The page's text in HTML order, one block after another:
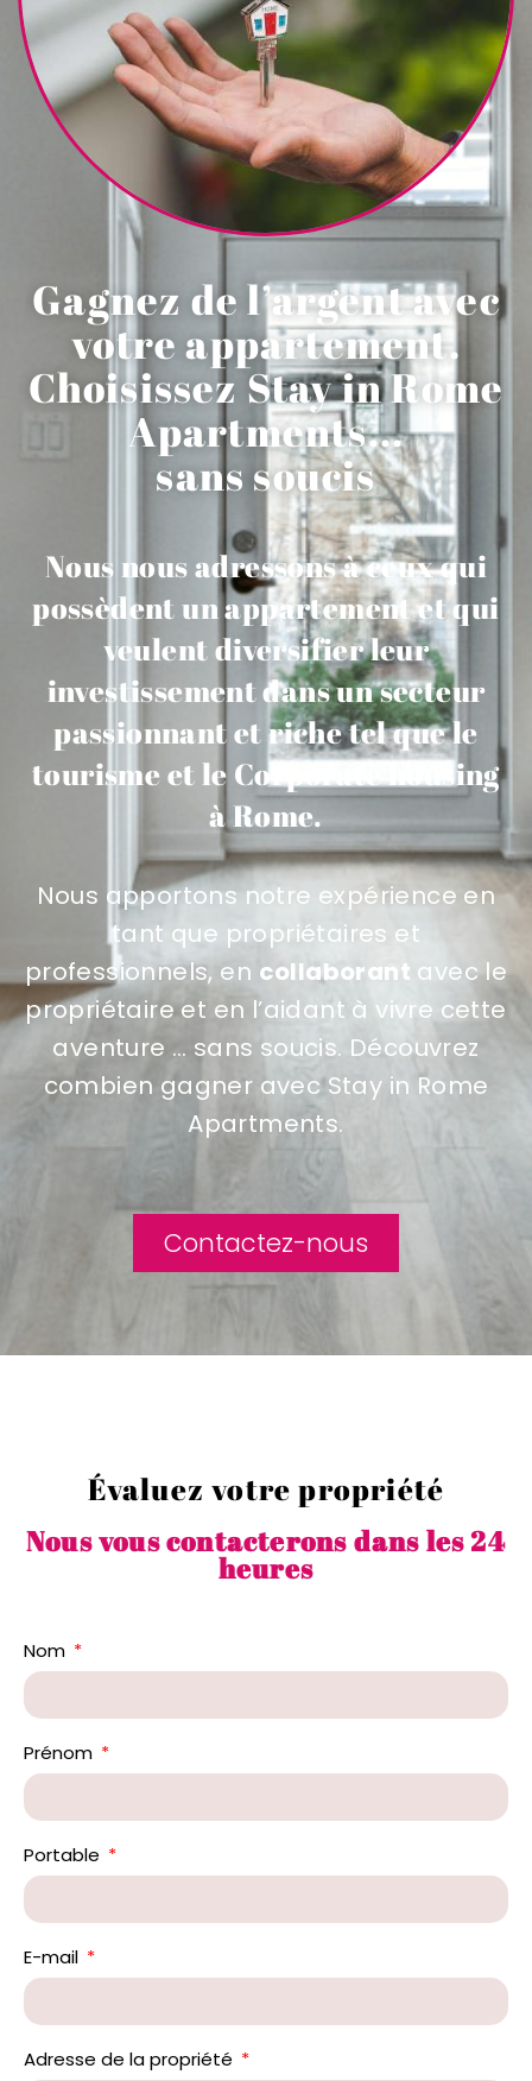
Gagnez de l’argent avec
votre appartement.
Choisissez Stay in Rome
Apartments...
sans soucis
Nous nous adressons à ceux qui
possèdent un appartement et qui
veulent diversifier leur
investissement dans un secteur
passionnant et riche tel que le
tourisme et le Corporate housing
à Rome.
Nous apportons notre expérience en
tant que propriétaires et
professionnels, en collaborant avec le
propriétaire et en l’aidant à vivre cette
aventure … sans soucis. Découvrez
combien gagner avec Stay in Rome
Apartments.
Contactez-nous
Évaluez votre propriété
Nous vous contacterons dans les 24
heures
Nom
Prénom
Portable
E-mail
Adresse de la propriété